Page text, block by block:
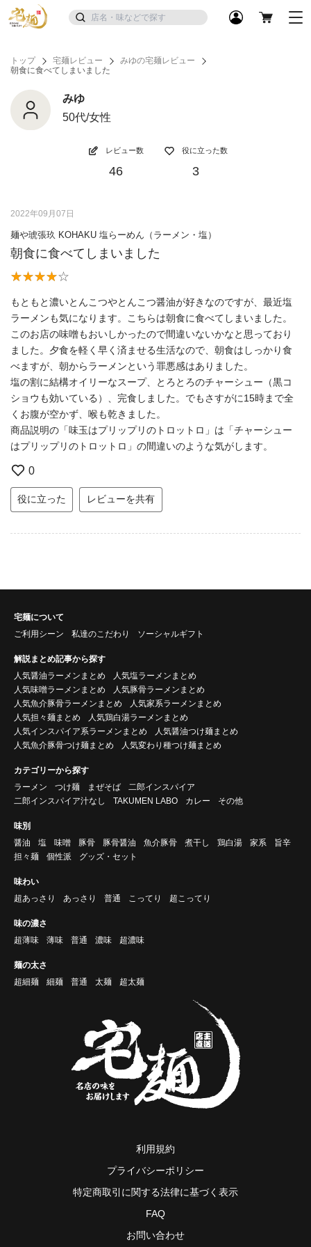
トップ 宅麺レビュー
みゆの宅麺レビュー
朝食に食べてしまいました
みゆ
50代/女性
レビュー数
46
役に立った数
3
2022年09月07日
麺や琥張玖 KOHAKU 塩らーめん（ラーメン・塩）
朝食に食べてしまいました
もともと濃いとんこつやとんこつ醤油が好きなのですが、最近塩
ラーメンも気になります。こちらは朝食に食べてしまいました。
このお店の味噌もおいしかったので間違いないかなと思っており
ました。夕食を軽く早く済ませる生活なので、朝食はしっかり食
べますが、朝からラーメンという罪悪感はありました。
塩の割に結構オイリーなスープ、とろとろのチャーシュー（黒コ
ショウも効いている）、完食しました。でもさすがに15時まで全
くお腹が空かず、喉も乾きました。
商品説明の「味玉はプリップリのトロットロ」は「チャーシュー
はプリップリのトロットロ」の間違いのような気がします。
0
役に立った レビューを共有
宅麺について
ご利用シーン
私達のこだわり ソーシャルギフト
解説まとめ記事から探す
人気醤油ラーメンまとめ
人気塩ラーメンまとめ
人気味噌ラーメンまとめ
人気豚骨ラーメンまとめ
人気魚介豚骨ラーメンまとめ
人気家系ラーメンまとめ
人気担々麺まとめ
人気鶏白湯ラーメンまとめ
人気インスパイア系ラーメンまとめ
人気醤油つけ麺まとめ
人気魚介豚骨つけ麺まとめ
人気変わり種つけ麺まとめ
カテゴリーから探す
ラーメン
つけ麺 まぜそば
二郎インスパイア
二郎インスパイア汁なし
TAKUMEN LABO カレー その他
味別
醤油
塩 味噌 豚骨 豚骨醤油 魚介豚骨 煮干し 鶏白湯 家系
旨辛
担々麺
個性派 グッズ・セット
味わい
超あっさり
あっさり 普通 こってり 超こってり
味の濃さ
超薄味
薄味 普通 濃味 超濃味
麺の太さ
超細麺
細麺 普通 太麺 超太麺
利用規約
プライバシーポリシー
特定商取引に関する法律に基づく表示
FAQ
お問い合わせ